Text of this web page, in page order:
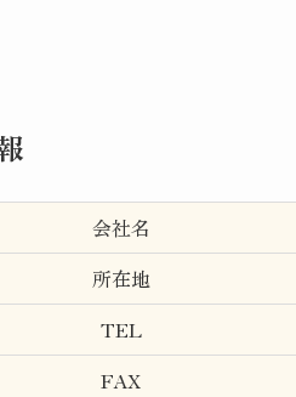
会社名
所在地
TEL
FAX